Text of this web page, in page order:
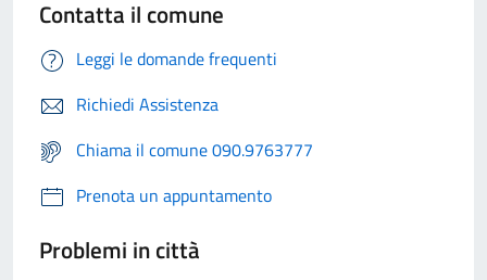
Contatta il comune
Leggi le domande frequenti
Richiedi Assistenza
Chiama il comune 090.9763777
Prenota un appuntamento
Problemi in città